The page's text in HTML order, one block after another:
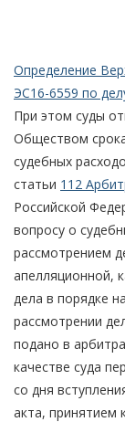
Определение
ЭС16-6559 по
При этом суды
Обществом
судебных
статьи 112
Российской
вопросу о
рассмотрением
апелляционной,
дела в порядке
рассмотрении
подано в
качестве суда
со дня
акта, принятием